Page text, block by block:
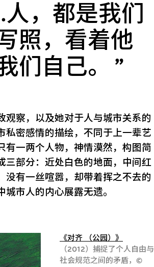
，都是我们
照，看着他
们自己。
观察，以及她对于人与城市关系的
私密感情的描绘，不同于上一辈艺
有一两个人物，神情漠然，构图简
三部分：近处白色的地面，中间红
没有一丝喧嚣，却带着挥之不去的
市人的内心展露无遗。
《对齐 （公园）》
（2012）捕捉了个人自由与
社会规范之间的矛盾，©